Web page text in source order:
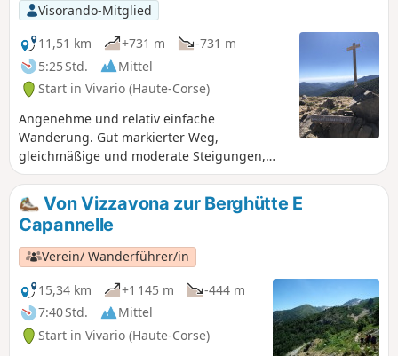
Visorando-Mitglied
11,51 km
+731 m
-731 m
5:25 Std.
Mittel
Start in Vivario (Haute-Corse)
Angenehme und relativ einfache
Wanderung. Gut markierter Weg,
gleichmäßige und moderate Steigungen,
ohne Gegehen. Die Wanderung verläuft fast
ausschließlich im Schatten eines Kiefern-
und Buchenwaldes. Perfekt für einen ersten
Ausflug in die Berge oder einen etwas
abenteuerlichen Familienausflug.
Von Vizzavona zur Berghütte E
Capannelle
Verein/ Wanderführer/in
15,34 km
+1 145 m
-444 m
7:40 Std.
Mittel
Start in Vivario (Haute-Corse)